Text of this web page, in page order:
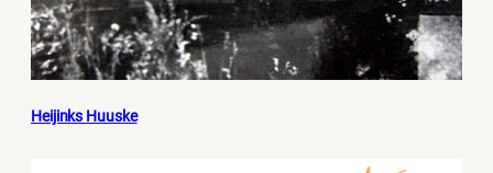
Heijinks Huuske